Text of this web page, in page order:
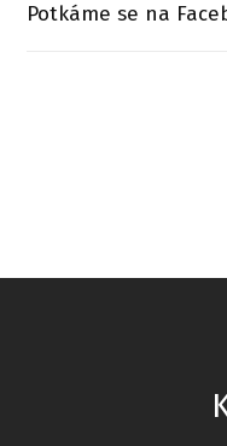
Potkáme se na